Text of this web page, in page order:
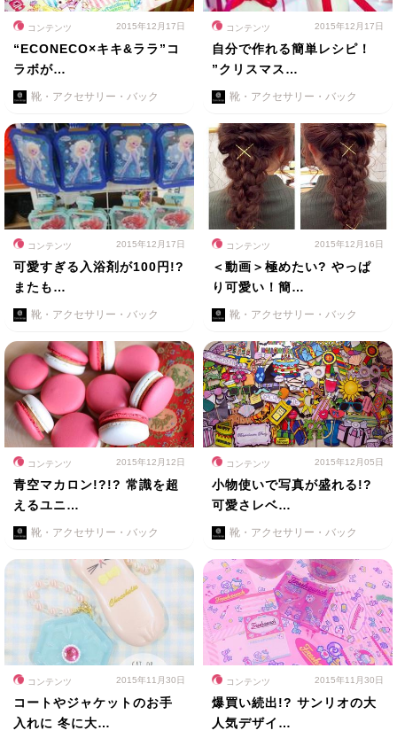
コンテンツ 2015年12月17日
“ECONECO×キキ&ララ”コ
ラボが…
靴・アクセサリー・バック
コンテンツ 2015年12月17日
自分で作れる簡単レシピ！
”クリスマス…
靴・アクセサリー・バック
コンテンツ 2015年12月17日
可愛すぎる入浴剤が100円!?
またも…
靴・アクセサリー・バック
コンテンツ 2015年12月16日
＜動画＞極めたい? やっぱ
り可愛い！簡…
靴・アクセサリー・バック
コンテンツ 2015年12月12日
青空マカロン!?!? 常識を超
えるユニ…
靴・アクセサリー・バック
コンテンツ 2015年12月05日
小物使いで写真が盛れる!?
可愛さレベ…
靴・アクセサリー・バック
コンテンツ 2015年11月30日
コートやジャケットのお手
入れに 冬に大…
コンテンツ 2015年11月30日
爆買い続出!? サンリオの大
人気デザイ…